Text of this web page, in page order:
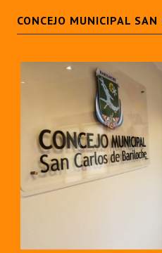
CONCEJO MUNICIPAL